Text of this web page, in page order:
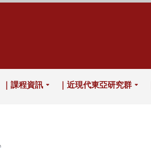
｜課程資訊 ｜近現代東亞研究群